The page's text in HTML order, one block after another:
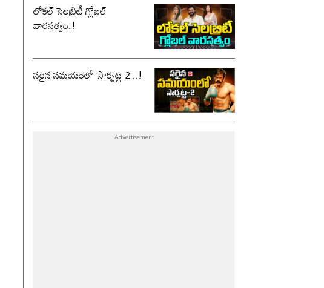
లోకల్ సెలబ్రిటీ గ్లోబల్
వారసత్వం.!
సరైన సమయంలో ‘సార్పట్ట-2’..!